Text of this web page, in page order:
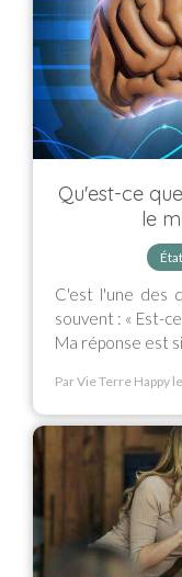
Qu'est-ce
le
C'est l'une des
souvent : « Est-
Ma réponse est
Par Vie Terre Happy